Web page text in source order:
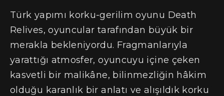
Türk yapımı korku-gerilim oyunu Death
Relives, oyuncular tarafından büyük bir
merakla bekleniyordu. Fragmanlarıyla
yarattığı atmosfer, oyuncuyu içine çeken
kasvetli bir malikâne, bilinmezliğin hâkim
olduğu karanlık bir anlatı ve alışıldık korku